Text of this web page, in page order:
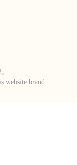
website brand.